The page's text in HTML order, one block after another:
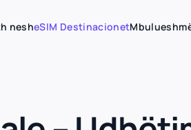
nesheSIM Destinacionet